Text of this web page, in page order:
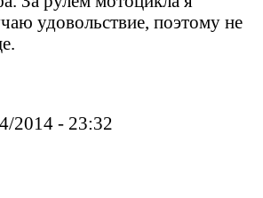
удовольствие, поэтому не
2014 - 23:32